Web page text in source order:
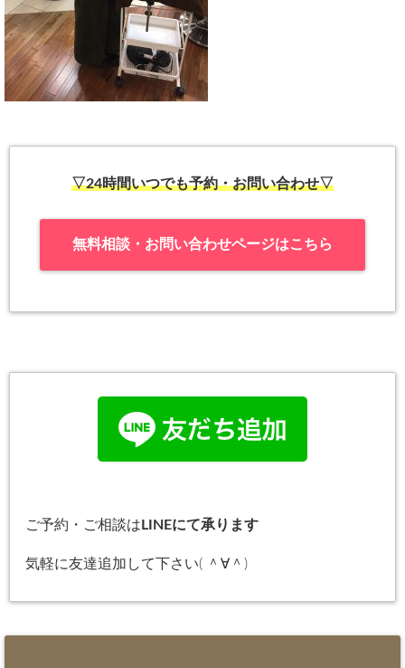
▽24時間いつでも予約・お問い合わせ▽
無料相談・お問い合わせページはこちら
ご予約・ご相談は LINEにて承ります
気軽に友達追加して下さい( ＾∀＾)